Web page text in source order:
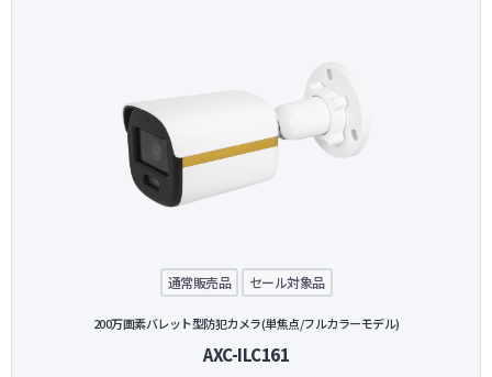
通常販売品 セール対象品
200万画素バレット型防犯カメラ(単焦点/フルカラーモデル)
AXC-ILC161